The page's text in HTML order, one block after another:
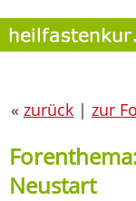
« zurück | zur
Neustart